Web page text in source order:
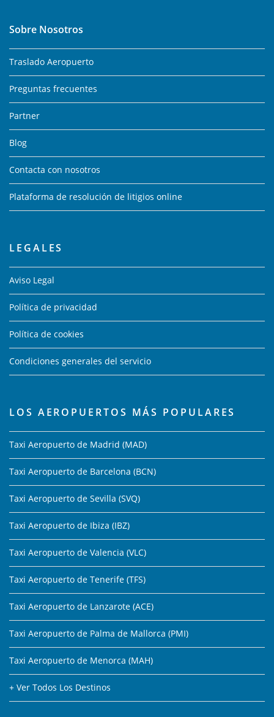
Sobre Nosotros
Traslado Aeropuerto
Preguntas frecuentes
Partner
Blog
Contacta con nosotros
Plataforma de resolución de litigios online
LEGALES
Aviso Legal
Política de privacidad
Política de cookies
Condiciones generales del servicio
LOS AEROPUERTOS MÁS POPULARES
Taxi Aeropuerto de Madrid (MAD)
Taxi Aeropuerto de Barcelona (BCN)
Taxi Aeropuerto de Sevilla (SVQ)
Taxi Aeropuerto de Ibiza (IBZ)
Taxi Aeropuerto de Valencia (VLC)
Taxi Aeropuerto de Tenerife (TFS)
Taxi Aeropuerto de Lanzarote (ACE)
Taxi Aeropuerto de Palma de Mallorca (PMI)
Taxi Aeropuerto de Menorca (MAH)
+ Ver Todos Los Destinos